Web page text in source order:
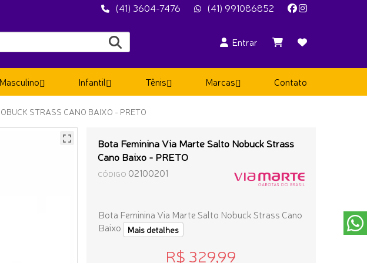
(41) 3604-7476 (41) 991086852
Entrar
Masculino Infantil Tênis Marcas Contato
STRASS CANO BAIXO - PRETO
Bota Feminina Via Marte Salto Nobuck Strass
Cano Baixo - PRETO
CÓDIGO 02100201
Bota Feminina Via Marte Salto Nobuck Strass Cano
Baixo
Mais detalhes
R$ 329,99